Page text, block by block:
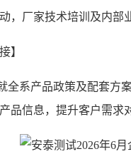
厂家技术培训及内部
】
全系产品政策及配套方
品信息，提升客户需求